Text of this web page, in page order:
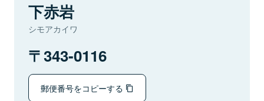
下赤岩
シモアカイワ
343-0116
郵便番号をコピーする